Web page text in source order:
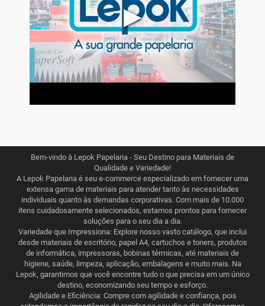
▶
Bem-vindo à Lepok Papelaria - Seu Destino para Materiais de
Qualidade e Variedade!
A Lepok Papelaria é seu e-commerce especializado em fornecer uma
extensa gama de materiais para atender tanto às necessidades
individuais quanto às demandas corporativas. Com mais de 10.000
itens cuidadosamente selecionados, estamos prontos para fornecer
soluções para o seu dia a dia.
Variedade que Impressiona: Explore nosso vasto catálogo, que inclui
desde materiais de escritório, papel A4, cartuchos e toners, produtos
de informática, impressoras, bobinas térmicas, até materiais de
higiene, saúde, limpeza, aplicação, embalagens e muito mais. Na
Lepok, garantimos que você encontre tudo o que precisa em um único
destino, economizando seu tempo e esforço.
Agilidade e Eficiência: Compre com agilidade e confiança, pois